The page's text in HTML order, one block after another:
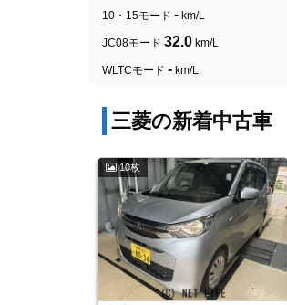
10・15モード - km/L
JC08モード 32.0 km/L
WLTCモード - km/L
三菱の新着中古車
10枚